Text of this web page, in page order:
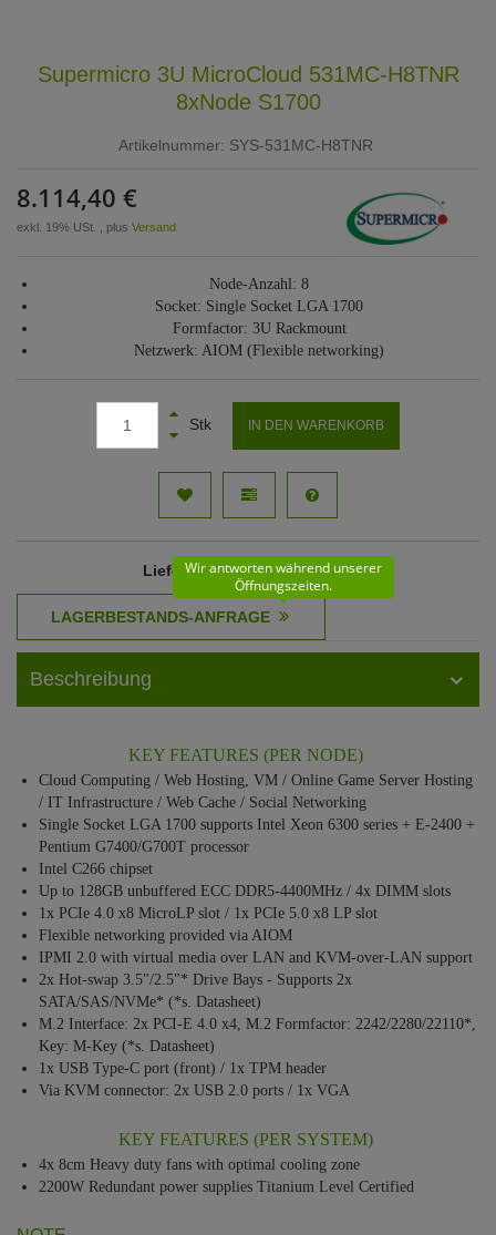
Supermicro 3U MicroCloud 531MC-H8TNR
8xNode S1700
Artikelnummer: SYS-531MC-H8TNR
8.114,40 €
exkl. 19% USt. , plus Versand
Node-Anzahl: 8
Socket: Single Socket LGA 1700
Formfactor: 3U Rackmount
Netzwerk: AIOM (Flexible networking)
Stk IN DEN WARENKORB
Lieferzeit: 61 - 62 Werktage
Wir antworten während unserer
Öffnungszeiten.
Beschreibung
KEY FEATURES (PER NODE)
Cloud Computing / Web Hosting, VM / Online Game Server Hosting
/ IT Infrastructure / Web Cache / Social Networking
Single Socket LGA 1700 supports Intel Xeon 6300 series + E-2400 +
Pentium G7400/G700T processor
Intel C266 chipset
Up to 128GB unbuffered ECC DDR5-4400MHz / 4x DIMM slots
1x PCIe 4.0 x8 MicroLP slot / 1x PCIe 5.0 x8 LP slot
Flexible networking provided via AIOM
IPMI 2.0 with virtual media over LAN and KVM-over-LAN support
2x Hot-swap 3.5"/2.5"* Drive Bays - Supports 2x
SATA/SAS/NVMe* (*s. Datasheet)
M.2 Interface: 2x PCI-E 4.0 x4, M.2 Formfactor: 2242/2280/22110*,
Key: M-Key (*s. Datasheet)
1x USB Type-C port (front) / 1x TPM header
Via KVM connector: 2x USB 2.0 ports / 1x VGA
KEY FEATURES (PER SYSTEM)
4x 8cm Heavy duty fans with optimal cooling zone
2200W Redundant power supplies Titanium Level Certified